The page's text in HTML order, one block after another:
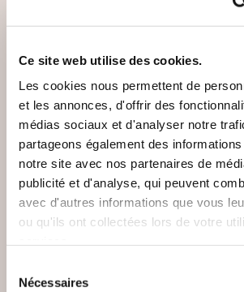
Ce site web utilise des cookies.
Les cookies nous permettent de
et les annonces, d'offrir des
médias sociaux et d'analyser notre
partageons également des
notre site avec nos partenaires de
publicité et d'analyse, qui peuvent
avec d'autres informations que vous
ou qu'ils ont collectées lors de votre
Nécessaires